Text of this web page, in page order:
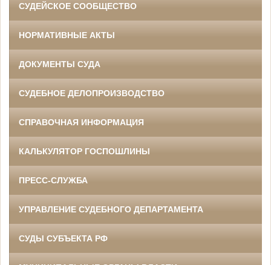
СУДЕЙСКОЕ СООБЩЕСТВО
НОРМАТИВНЫЕ АКТЫ
ДОКУМЕНТЫ СУДА
СУДЕБНОЕ ДЕЛОПРОИЗВОДСТВО
СПРАВОЧНАЯ ИНФОРМАЦИЯ
КАЛЬКУЛЯТОР ГОСПОШЛИНЫ
ПРЕСС-СЛУЖБА
УПРАВЛЕНИЕ СУДЕБНОГО ДЕПАРТАМЕНТА
СУДЫ СУБЪЕКТА РФ